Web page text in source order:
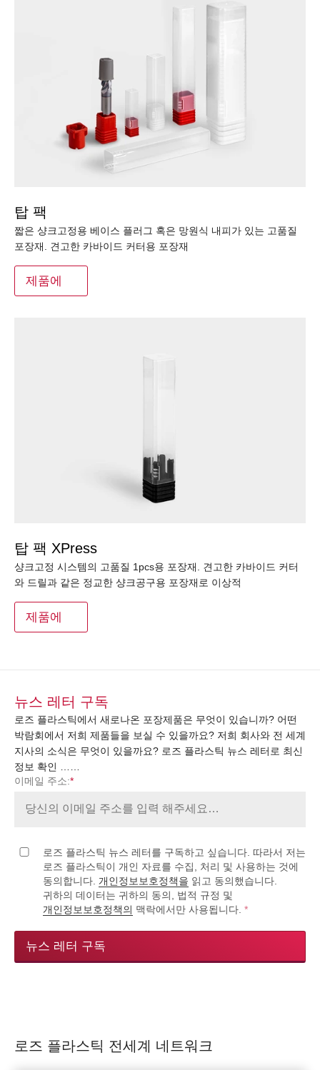
탑 팩
짧은 샹크고정용 베이스 플러그 혹은 망원식 내피가 있는 고품질
포장재. 견고한 카바이드 커터용 포장재
제품에
탑 팩 XPress
샹크고정 시스템의 고품질 1pcs용 포장재. 견고한 카바이드 커터
와 드릴과 같은 정교한 샹크공구용 포장재로 이상적
제품에
뉴스 레터 구독
로즈 플라스틱에서 새로나온 포장제품은 무엇이 있습니까? 어떤
박람회에서 저희 제품들을 보실 수 있을까요? 저희 회사와 전 세계
지사의 소식은 무엇이 있을까요? 로즈 플라스틱 뉴스 레터로 최신
정보 확인 ……
이메일 주소:*
로즈 플라스틱 뉴스 레터를 구독하고 싶습니다. 따라서 저는
로즈 플라스틱이 개인 자료를 수집, 처리 및 사용하는 것에
동의합니다. 개인정보보호정책을 읽고 동의했습니다.
귀하의 데이터는 귀하의 동의, 법적 규정 및
개인정보보호정책의 맥락에서만 사용됩니다. *
뉴스 레터 구독
로즈 플라스틱 전세계 네트워크